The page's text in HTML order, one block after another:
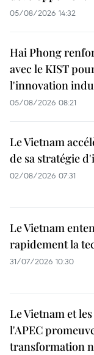
05/08/2026 14:32
Hai Phong
avec le KIST
l'innovation
05/08/2026 08:21
Le Vietnam
de sa stratégie
02/08/2026 07:31
Le Vietnam
rapidement la
31/07/2026 10:30
Le Vietnam et
l'APEC
transformation